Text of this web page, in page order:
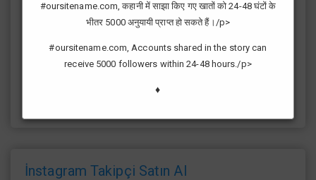
fenomen yolunda ilerlemesi daha da kolaylaşmıştır.instagram
fenomeni ne gibi fayda sağlar?öncelikle bir çok kişi meslek
kredilerden her gün yararlanıp sayfanızı yüksek seviyelere
İnstagram Takipçi Satın Al
#oursitename.com, कहानी में साझा किए गए खातों को 24-48 घंटों के
भीतर 5000 अनुयायी प्राप्त हो सकते हैं।/p>
#oursitename.com, Accounts shared in the story can
receive 5000 followers within 24-48 hours./p>
♦